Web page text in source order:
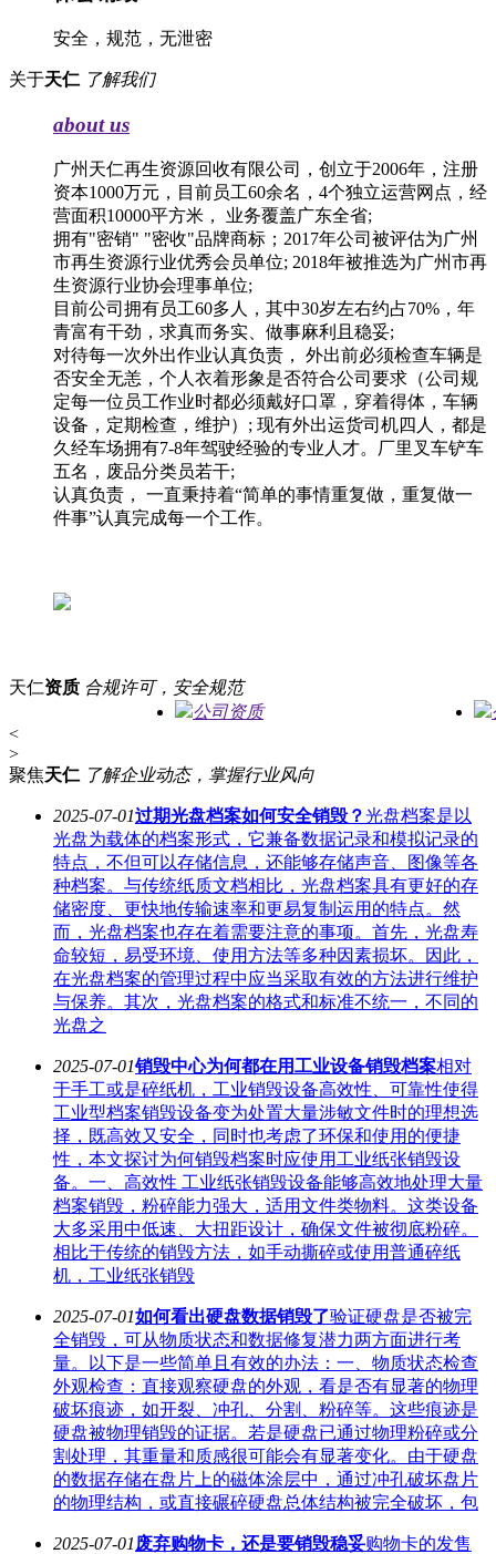
安全，规范，无泄密
关于天仁 了解我们
about us
广州天仁再生资源回收有限公司，创立于2006年，注册
资本1000万元，目前员工60余名，4个独立运营网点，经
营面积10000平方米， 业务覆盖广东全省;
拥有"密销" "密收"品牌商标；2017年公司被评估为广州
市再生资源行业优秀会员单位; 2018年被推选为广州市再
生资源行业协会理事单位;
目前公司拥有员工60多人，其中30岁左右约占70%，年
青富有干劲，求真而务实、做事麻利且稳妥;
对待每一次外出作业认真负责， 外出前必须检查车辆是
否安全无恙，个人衣着形象是否符合公司要求（公司规
定每一位员工作业时都必须戴好口罩，穿着得体，车辆
设备，定期检查，维护）; 现有外出运货司机四人，都是
久经车场拥有7-8年驾驶经验的专业人才。厂里叉车铲车
五名，废品分类员若干;
认真负责， 一直秉持着“简单的事情重复做，重复做一
件事”认真完成每一个工作。
天仁资质 合规许可，安全规范
公司资质
<
>
聚焦天仁 了解企业动态，掌握行业风向
2025-07-01过期光盘档案如何安全销毁？光盘档案是以
光盘为载体的档案形式，它兼备数据记录和模拟记录的
特点，不但可以存储信息，还能够存储声音、图像等各
种档案。与传统纸质文档相比，光盘档案具有更好的存
储密度、更快地传输速率和更易复制运用的特点。然
而，光盘档案也存在着需要注意的事项。首先，光盘寿
命较短，易受环境、使用方法等多种因素损坏。因此，
在光盘档案的管理过程中应当采取有效的方法进行维护
与保养。其次，光盘档案的格式和标准不统一，不同的
光盘之
2025-07-01销毁中心为何都在用工业设备销毁档案相对
于手工或是碎纸机，工业销毁设备高效性、可靠性使得
工业型档案销毁设备变为处置大量涉敏文件时的理想选
择，既高效又安全，同时也考虑了环保和使用的便捷
性，本文探讨为何销毁档案时应使用工业纸张销毁设
备。一、高效性 工业纸张销毁设备能够高效地处理大量
档案销毁，粉碎能力强大，适用文件类物料。这类设备
大多采用中低速、大扭距设计，确保文件被彻底粉碎。
相比于传统的销毁方法，如手动撕碎或使用普通碎纸
机，工业纸张销毁
2025-07-01如何看出硬盘数据销毁了验证硬盘是否被完
全销毁，可从物质状态和数据修复潜力两方面进行考
量。以下是一些简单且有效的办法：一、物质状态检查
外观检查：直接观察硬盘的外观，看是否有显著的物理
破坏痕迹，如开裂、冲孔、分割、粉碎等。这些痕迹是
硬盘被物理销毁的证据。若是硬盘已通过物理粉碎或分
割处理，其重量和质感很可能会有显著变化。由于硬盘
的数据存储在盘片上的磁体涂层中，通过冲孔破坏盘片
的物理结构，或直接碾碎硬盘总体结构被完全破坏，包
2025-07-01 废弃购物卡，还是要销毁稳妥购物卡的发售